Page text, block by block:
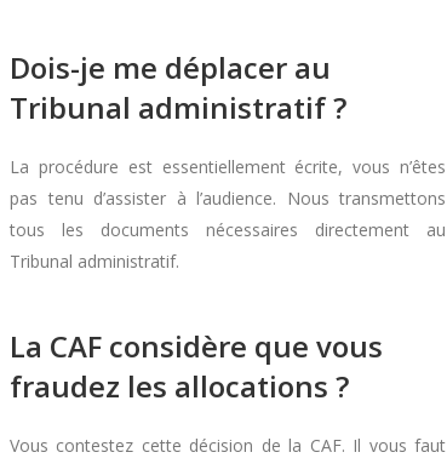
Dois-je me déplacer au
Tribunal administratif ?
La procédure est essentiellement écrite, vous n’êtes
pas tenu d’assister à l’audience. Nous transmettons
tous les documents nécessaires directement au
Tribunal administratif.
La CAF considère que vous
fraudez les allocations ?
Vous contestez cette décision de la CAF. Il vous faut